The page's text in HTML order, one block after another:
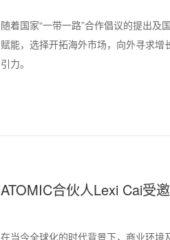
随着国家“一带一路”合作倡议的提出及
赋能，选择开拓海外市场，向外寻求
引力。
ATOMIC合伙人Lexi Cai受
在当今全球化的时代背景下，商业环